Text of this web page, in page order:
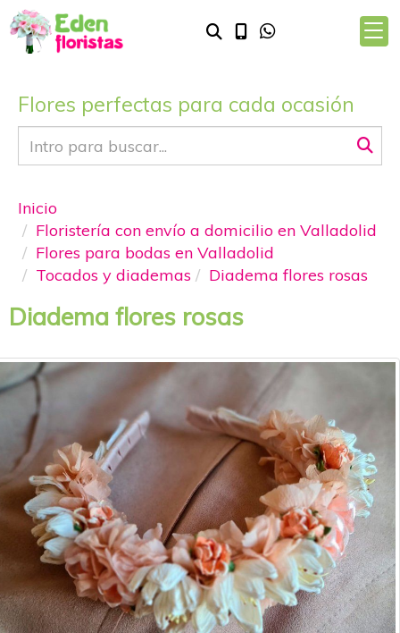
Flores perfectas para cada ocasión
Inicio
Floristería con envío a domicilio en Valladolid
Flores para bodas en Valladolid
Tocados y diademas
Diadema flores rosas
Diadema flores rosas